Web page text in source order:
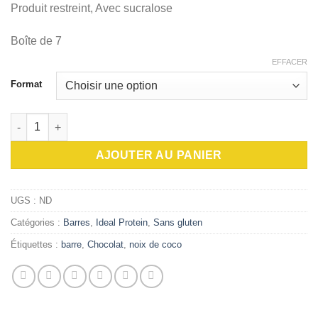
prix :
$36.90
Produit restreint, Avec sucralose
Boîte de 7
Format
EFFACER
quantité de Barres protéinées chocolatées à la noix de coco
AJOUTER AU PANIER
UGS : ND
Catégories : Barres Ideal Protein Sans gluten
Étiquettes : barre Chocolat noix de coco